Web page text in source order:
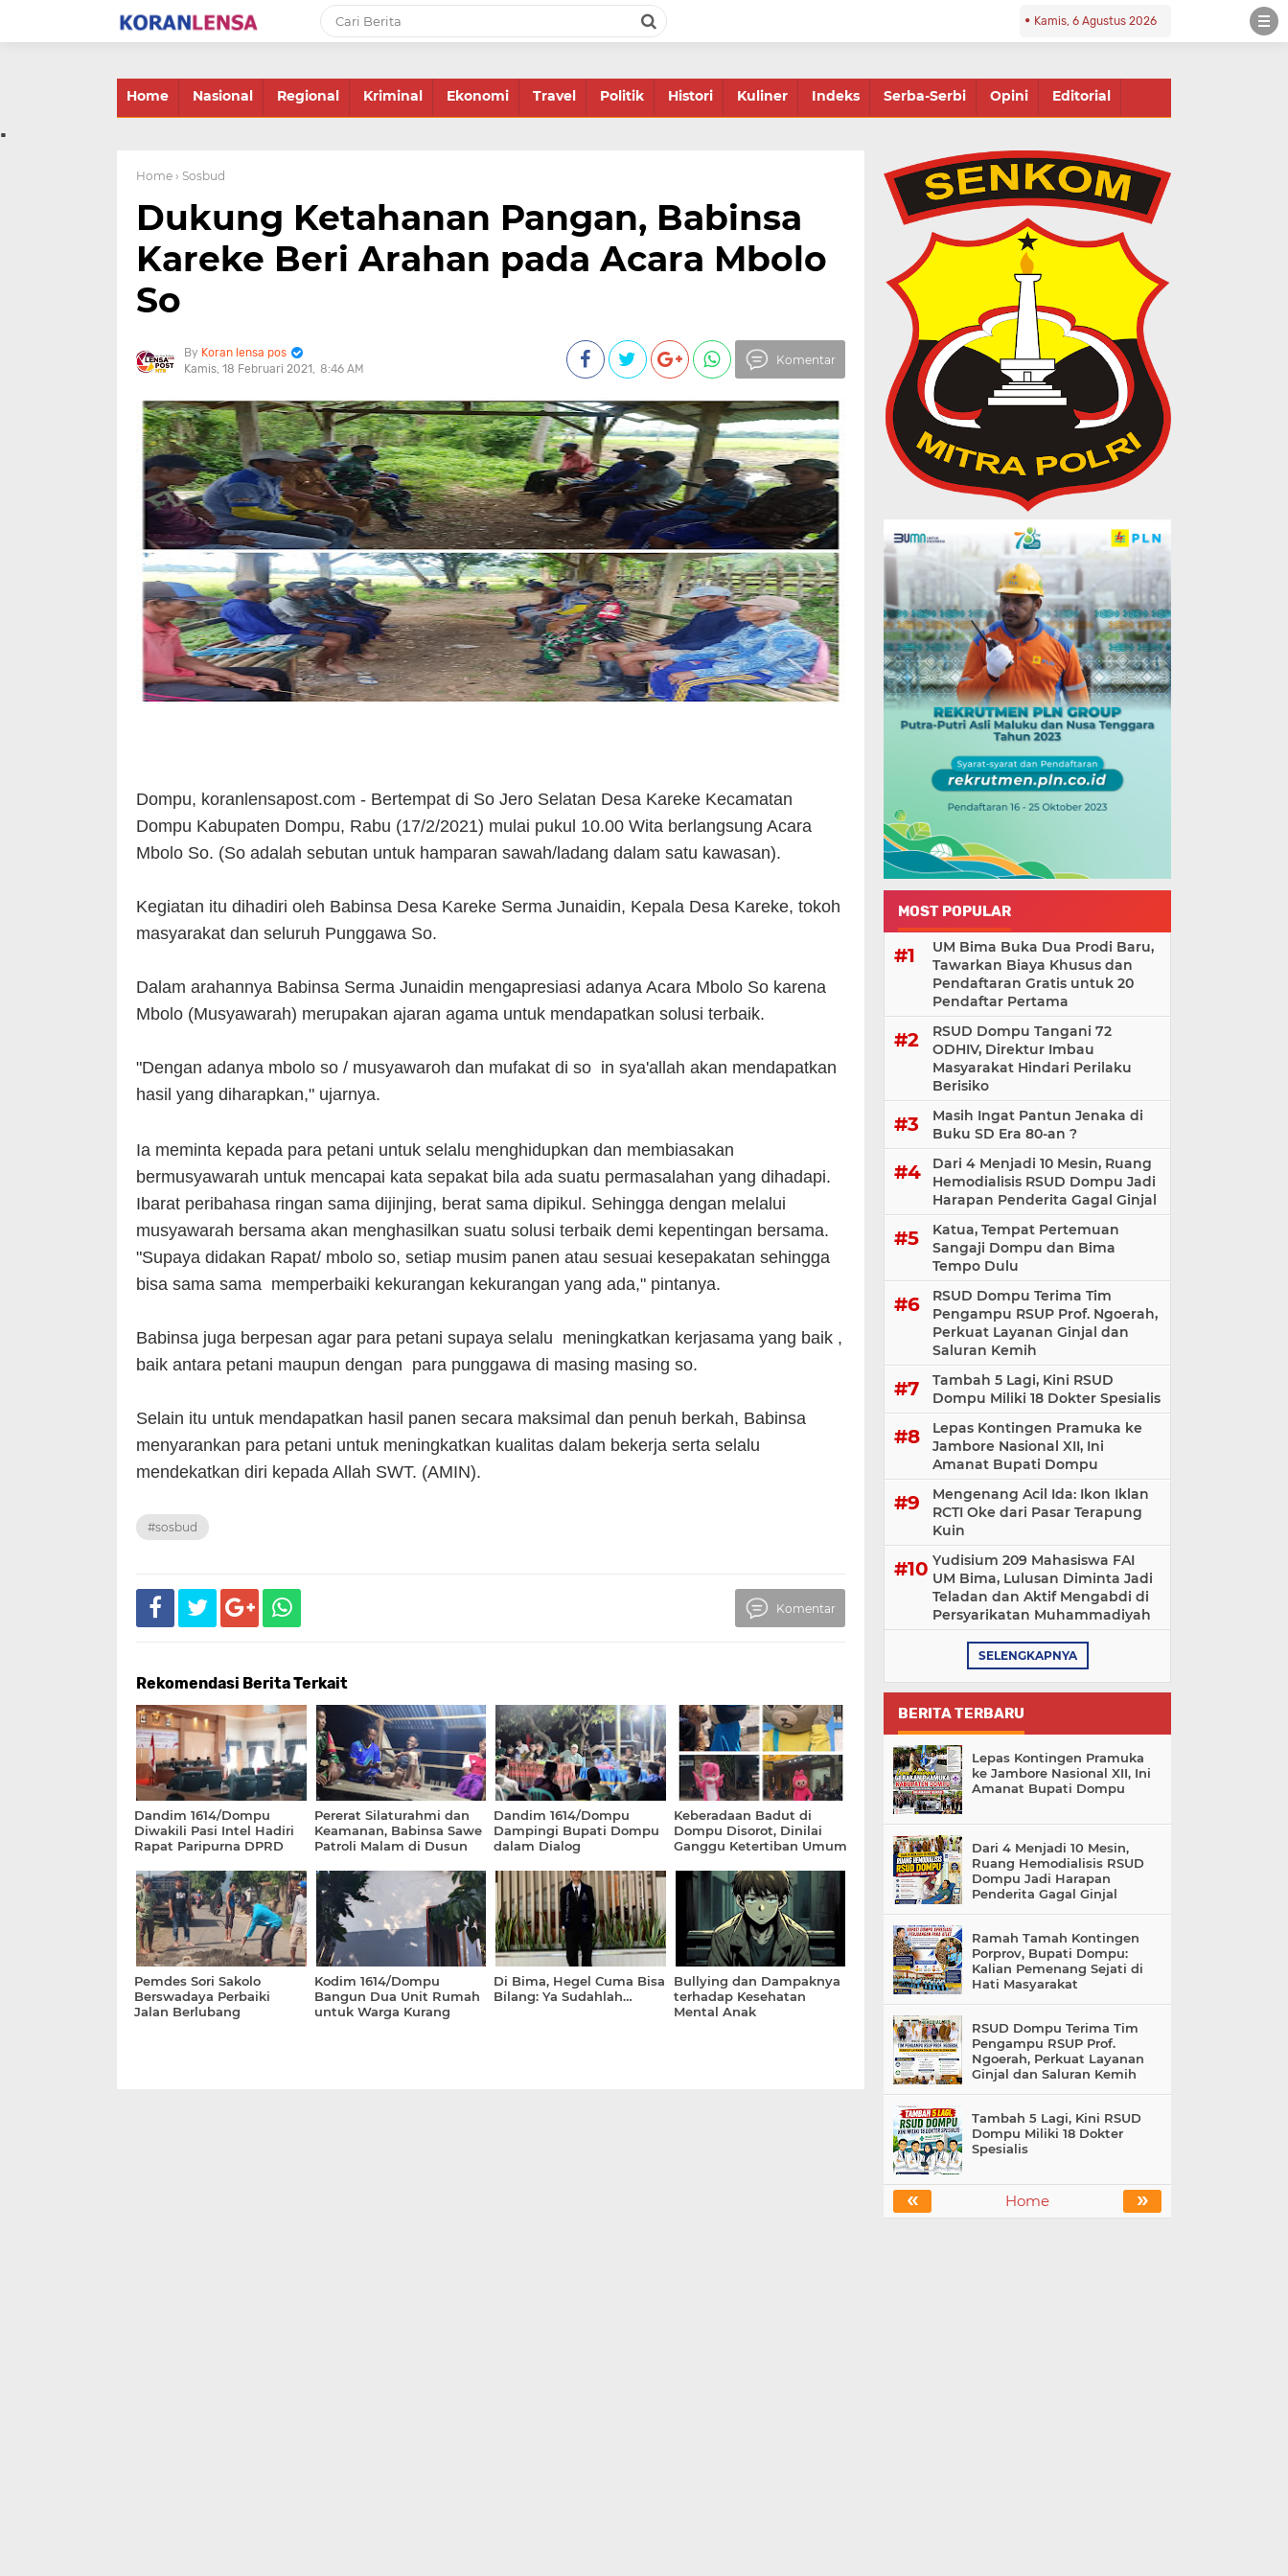
Kamis, 6 Agustus 2026
Home Nasional Regional Kriminal Ekonomi Travel Politik Histori Kuliner Indeks Serba-Serbi Opini Editorial
.
Home › Sosbud
Dukung Ketahanan Pangan, Babinsa
Kareke Beri Arahan pada Acara Mbolo
So
Koran lensa pos
Kamis, 18 Februari 2021
8:46 AM
Komentar
Dompu, koranlensapost.com - Bertempat di So Jero Selatan Desa Kareke Kecamatan
Dompu Kabupaten Dompu, Rabu (17/2/2021) mulai pukul 10.00 Wita berlangsung Acara
Mbolo So. (So adalah sebutan untuk hamparan sawah/ladang dalam satu kawasan).
Kegiatan itu dihadiri oleh Babinsa Desa Kareke Serma Junaidin, Kepala Desa Kareke, tokoh
masyarakat dan seluruh Punggawa So.
Dalam arahannya Babinsa Serma Junaidin mengapresiasi adanya Acara Mbolo So karena
Mbolo (Musyawarah) merupakan ajaran agama untuk mendapatkan solusi terbaik.
"Dengan adanya mbolo so / musyawaroh dan mufakat di so in sya'allah akan mendapatkan
hasil yang diharapkan," ujarnya.
Ia meminta kepada para petani untuk selalu menghidupkan dan membiasakan
bermusyawarah untuk mencapai kata sepakat bila ada suatu permasalahan yang dihadapi.
Ibarat peribahasa ringan sama dijinjing, berat sama dipikul. Sehingga dengan melalui
musyawarah bersama akan menghasilkan suatu solusi terbaik demi kepentingan bersama.
"Supaya didakan Rapat/ mbolo so, setiap musim panen atau sesuai kesepakatan sehingga
bisa sama sama memperbaiki kekurangan kekurangan yang ada," pintanya.
Babinsa juga berpesan agar para petani supaya selalu meningkatkan kerjasama yang baik ,
baik antara petani maupun dengan para punggawa di masing masing so.
Selain itu untuk mendapatkan hasil panen secara maksimal dan penuh berkah, Babinsa
menyarankan para petani untuk meningkatkan kualitas dalam bekerja serta selalu
mendekatkan diri kepada Allah SWT. (AMIN).
#sosbud
Komentar
Rekomendasi Berita Terkait
Dandim 1614/Dompu
Diwakili Pasi Intel Hadiri
Rapat Paripurna DPRD
Pererat Silaturahmi dan
Keamanan, Babinsa Sawe
Patroli Malam di Dusun
Dandim 1614/Dompu
Dampingi Bupati Dompu
dalam Dialog
Kecamatan Pekat
Keberadaan Badut di
Dompu Disorot, Dinilai
Ganggu Ketertiban Umum
Pemdes Sori Sakolo
Berswadaya Perbaiki
Jalan Berlubang
Kodim 1614/Dompu
Bangun Dua Unit Rumah
untuk Warga Kurang
Di Bima, Hegel Cuma Bisa
Bilang: Ya Sudahlah…
Bullying dan Dampaknya
terhadap Kesehatan
Mental Anak
MOST POPULAR
UM Bima Buka Dua Prodi Baru,
Tawarkan Biaya Khusus dan
Pendaftaran Gratis untuk 20
Pendaftar Pertama
RSUD Dompu Tangani 72
ODHIV, Direktur Imbau
Masyarakat Hindari Perilaku
Berisiko
Masih Ingat Pantun Jenaka di
Buku SD Era 80-an ?
Dari 4 Menjadi 10 Mesin, Ruang
Hemodialisis RSUD Dompu Jadi
Harapan Penderita Gagal Ginjal
Katua, Tempat Pertemuan
Sangaji Dompu dan Bima
Tempo Dulu
RSUD Dompu Terima Tim
Pengampu RSUP Prof. Ngoerah,
Perkuat Layanan Ginjal dan
Saluran Kemih
Tambah 5 Lagi, Kini RSUD
Dompu Miliki 18 Dokter Spesialis
Lepas Kontingen Pramuka ke
Jambore Nasional XII, Ini
Amanat Bupati Dompu
Mengenang Acil Ida: Ikon Iklan
RCTI Oke dari Pasar Terapung
Kuin
Yudisium 209 Mahasiswa FAI
UM Bima, Lulusan Diminta Jadi
Teladan dan Aktif Mengabdi di
Persyarikatan Muhammadiyah
SELENGKAPNYA
BERITA TERBARU
Lepas Kontingen Pramuka
ke Jambore Nasional XII, Ini
Amanat Bupati Dompu
Dari 4 Menjadi 10 Mesin,
Ruang Hemodialisis RSUD
Dompu Jadi Harapan
Penderita Gagal Ginjal
Ramah Tamah Kontingen
Porprov, Bupati Dompu:
Kalian Pemenang Sejati di
Hati Masyarakat
RSUD Dompu Terima Tim
Pengampu RSUP Prof.
Ngoerah, Perkuat Layanan
Ginjal dan Saluran Kemih
Tambah 5 Lagi, Kini RSUD
Dompu Miliki 18 Dokter
Spesialis
« »
Home